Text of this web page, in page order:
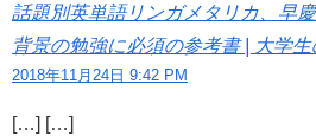
話題別英単語リンガメタリカ、早
背景の勉強に必須の参考書 | 大学
2018年11月24日 9:42 PM
[…] […]